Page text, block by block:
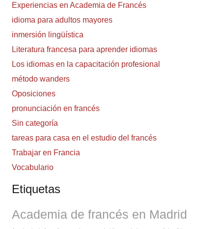
Experiencias en Academia de Francés
idioma para adultos mayores
inmersión lingüística
Literatura francesa para aprender idiomas
Los idiomas en la capacitación profesional
método wanders
Oposiciones
pronunciación en francés
Sin categoría
tareas para casa en el estudio del francés
Trabajar en Francia
Vocabulario
Etiquetas
Academia de francés en Madrid